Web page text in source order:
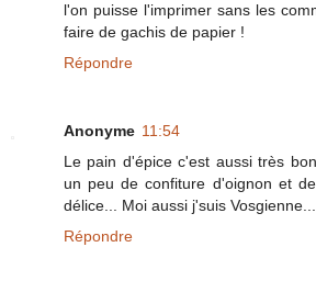
l'on puisse l'imprimer sans les
faire de gachis de papier !
Répondre
Anonyme 11:54
Le pain d'épice c'est aussi très
un peu de confiture d'oignon et
délice... Moi aussi j'suis
Répondre